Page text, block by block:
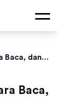
Volume Trading: Definisi, Cara Baca, dan Contoh Kasus
Baca,